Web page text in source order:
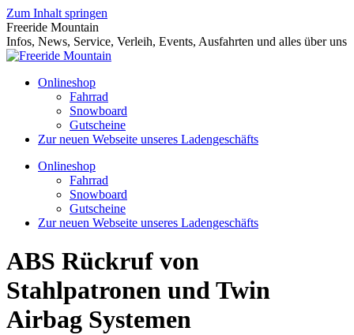
Zum Inhalt springen
Freeride Mountain
Infos, News, Service, Verleih, Events, Ausfahrten und alles über uns
Onlineshop
Fahrrad
Snowboard
Gutscheine
Zur neuen Webseite unseres Ladengeschäfts
Onlineshop
Fahrrad
Snowboard
Gutscheine
Zur neuen Webseite unseres Ladengeschäfts
ABS Rückruf von
Stahlpatronen und Twin
Airbag Systemen